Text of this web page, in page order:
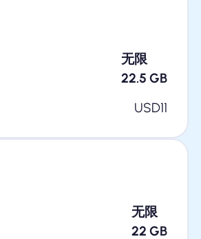
无限
22.5 GB
USD11
无限
22 GB